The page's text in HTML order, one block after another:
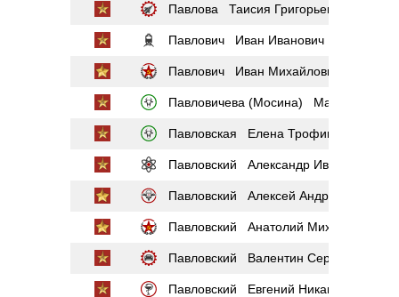
Павлова Таисия Григорьевна
Павлович Иван Иванович
Павлович Иван Михайлович
Павловичева (Мосина) Мария
Павловская Елена Трофимовна
Павловский Александр Иванович
Павловский Алексей Андреевич
Павловский Анатолий Михайлович
Павловский Валентин Сергеевич
Павловский Евгений Никанорович